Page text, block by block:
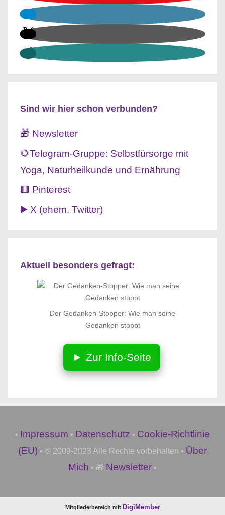
Sind wir hier schon verbunden?
🎁 Newsletter
🌻Telegram-Gruppe: Selbstfürsorge mit
Yoga, Naturheilkunde und Ernährung
🟥 Pinterest
▶️ X (ehem. Twitter)
Aktuell besonders gefragt:
Der Gedanken-Stopper: Wie man seine
Gedanken stoppt
► Zur Info-Seite
• Impressum • Datenschutz • Cookie-Richtlinie
(EU) • © 2009-2023 Alle Rechte vorbehalten • Über
Mich • 🎁 Newsletter •
Mitgliederbereich mit DigiMember